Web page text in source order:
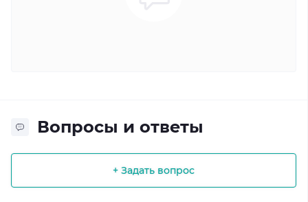
Вопросы и ответы
+ Задать вопрос